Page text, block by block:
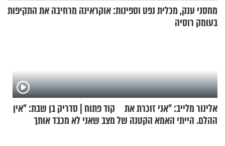
מחסני ענק, מכלית נפט וספינות: אוקראינה מרחיבה את התקיפות
בעומק רוסיה
אלינור מלייב: "אני זוכרת את
ההלם. הייתי האמא הקטנה של
קוד פתוח | סדריק בן שבת: "אין
מצב שאני לא מכבד אותך